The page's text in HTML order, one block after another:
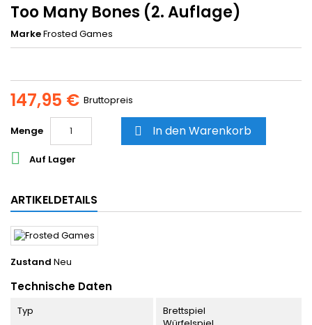
Too Many Bones (2. Auflage)
MarkeFrosted Games
147,95 € Bruttopreis
Menge  In den Warenkorb
 Auf Lager
ARTIKELDETAILS
Zustand Neu
Technische Daten
Typ
Brettspiel